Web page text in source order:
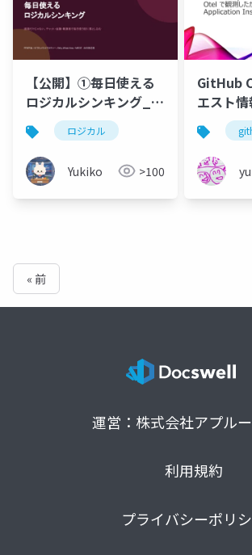
【公開】①毎日使える
ロジカルシンキング_日
常編.pptxロジカル
Yukiko >100
GitHub
エスト
測した
で見たか
« 前
運営：株式会社アプル
利用規約
プライバシーポリ